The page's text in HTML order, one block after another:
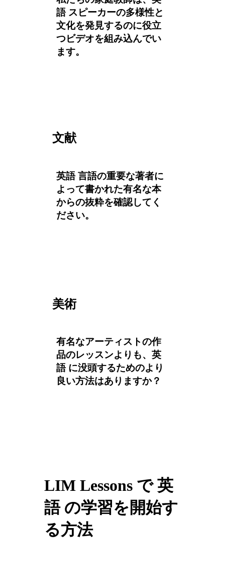
語 スピーカーの多様性と
文化を発見するのに役立
つビデオを組み込んでい
ます。
文献
英語 言語の重要な著者に
よって書かれた有名な本
からの抜粋を確認してく
ださい。
美術
有名なアーティストの作
品のレッスンよりも、英
語 に没頭するためのより
良い方法はありますか？
LIM Lessons で 英
語 の学習を開始す
る方法